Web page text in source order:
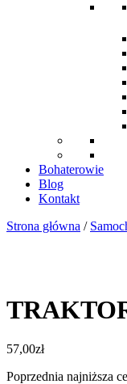
Bohaterowie
Blog
Kontakt
Strona główna /
57,00zł
Poprzednia najniższa